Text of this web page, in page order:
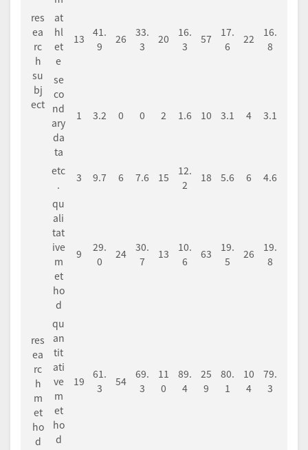
res
ea
rc
h
su
bj
ect
at
hl
et
e
13
41.
9
26
33.
3
20
16.
3
57
17.
6
22
16.
8
se
co
nd
ary
da
ta
1 3.2 0 0 2 1.6 10 3.1 4 3.1
etc
.
3 9.7 6 7.6 15
12.
2
18 5.6 6 4.6
res
ea
rc
h
m
et
ho
d
qu
ali
tat
ive
m
et
ho
d
9
29.
0
24
30.
7
13
10.
6
63
19.
5
26
19.
8
qu
an
tit
ati
ve
m
et
ho
d
19
61.
3
54
69.
3
11
0
89.
4
25
9
80.
1
10
4
79.
3